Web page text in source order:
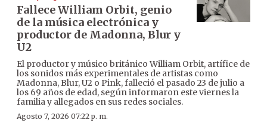
Fallece William Orbit, genio
de la música electrónica y
productor de Madonna, Blur y
U2
El productor y músico británico William Orbit, artífice de
los sonidos más experimentales de artistas como
Madonna, Blur, U2 o Pink, falleció el pasado 23 de julio a
los 69 años de edad, según informaron este viernes la
familia y allegados en sus redes sociales.
Agosto 7, 2026 07:22 p. m.